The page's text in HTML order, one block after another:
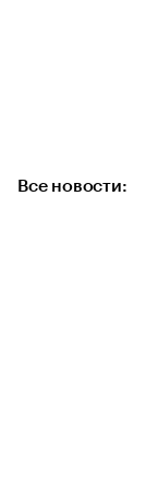
Все новости: